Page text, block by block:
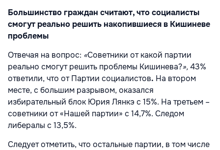
Большинство граждан считают, что социалисты
смогут реально решить накопившиеся в Кишиневе
проблемы
Отвечая на вопрос: «Советники от какой партии
реально смогут решить проблемы Кишинева?»,43%
ответили, что от Партии социалистов. На втором
месте, с большим разрывом, оказался
избирательный блок Юрия Лянкэ с 15%. На третьем –
советники от «Нашей партии» с 14,7%. Следом
либералы с 13,5%.
Следует отметить, что остальные партии, в том числе